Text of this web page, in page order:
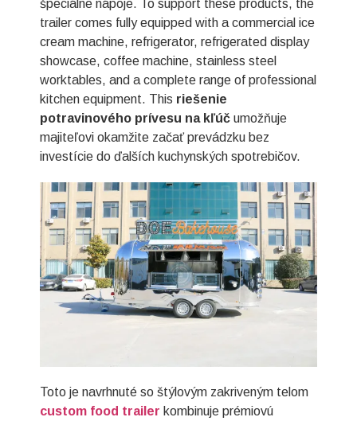
špeciálne nápoje. To support these products, the
trailer comes fully equipped with a commercial ice
cream machine, refrigerator, refrigerated display
showcase, coffee machine, stainless steel
worktables, and a complete range of professional
kitchen equipment. This riešenie
potravinového prívesu na kľúč umožňuje
majiteľovi okamžite začať prevádzku bez
investície do ďalších kuchynských spotrebičov.
Toto je navrhnuté so štýlovým zakriveným telom
custom food trailer kombinuje prémiovú